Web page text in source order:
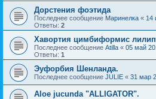
Дорстения фоэтида
Последнее сообщение Маринелка « 14
Ответы: 2
Хавортия цимбиформис
Последнее сообщение Atilla « 05 май
Ответы: 1
Эуфорбия Шенланда.
Последнее сообщение JULIE « 31 мар
Aloe jucunda "ALLIGATOR".